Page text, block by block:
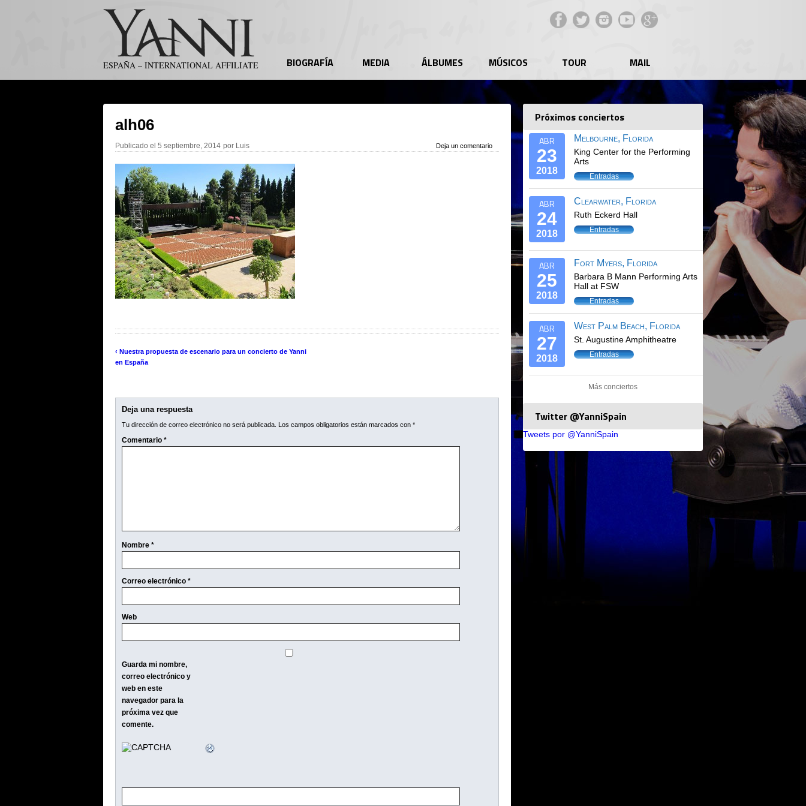
ESPAÑA – INTERNATIONAL AFFILIATE BIOGRAFÍA MEDIA ÁLBUMES MÚSICOS TOUR MAIL
alh06
Publicado el 5 septiembre, 2014 por Luis Deja un comentario
‹ Nuestra propuesta de escenario para un concierto de Yanni
en España
Deja una respuesta
Tu dirección de correo electrónico no será publicada. Los campos obligatorios están marcados con *
Comentario *
Nombre *
Correo electrónico *
Web
Guarda mi nombre,
correo electrónico y
web en este
navegador para la
próxima vez que
comente.
Próximos conciertos
ABR
23
2018
Melbourne, Florida
King Center for the Performing
Arts
Entradas
ABR
24
2018
Clearwater, Florida
Ruth Eckerd Hall
Entradas
ABR
25
2018
Fort Myers, Florida
Barbara B Mann Performing Arts
Hall at FSW
Entradas
ABR
27
2018
West Palm Beach, Florida
St. Augustine Amphitheatre
Entradas
Más conciertos
Twitter @YanniSpain
Tweets por @YanniSpain